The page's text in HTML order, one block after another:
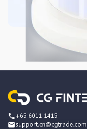
+65 6011 1415
support.cn@cgtrade.com